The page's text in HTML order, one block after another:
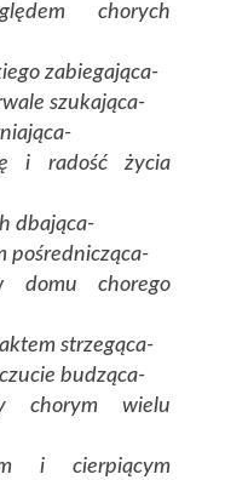
chorych
zabiegająca-
szukająca-
i radość życia
dbająca-
pośrednicząca-
domu chorego
strzegąca-
budząca-
chorym wielu
i cierpiącym